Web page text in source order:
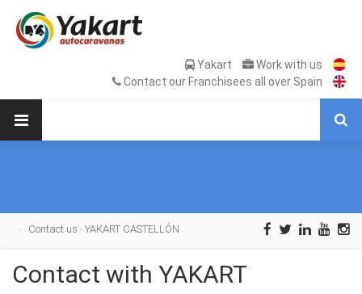
Yakart
Work with us
Contact our Franchisees all over Spain
Contact us · YAKART CASTELLÓN
Contact with YAKART